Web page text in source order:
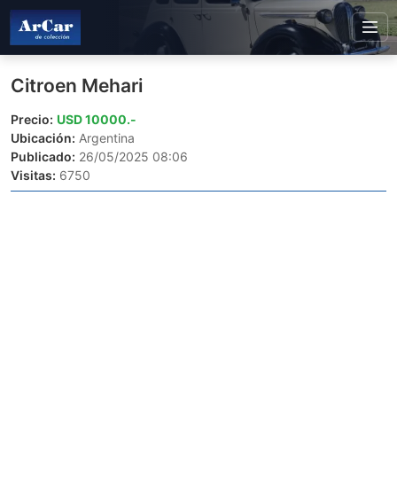
Citroen Mehari
Precio: USD 10000.-
Ubicación: Argentina
Publicado: 26/05/2025 08:06
Visitas: 6750